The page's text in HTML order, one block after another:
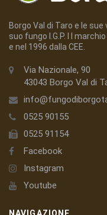
Borgo Val di Taro e le
suo fungo I.G.P. I l
e nel 1996 dalla CEE.
Via Nazionale, 90
43043 Borgo Val di
0525 90155
0525 91154
Facebook
Instagram
Youtube